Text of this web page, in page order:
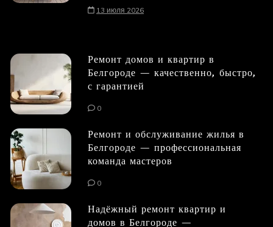
13 июля 2026
Ремонт домов и квартир в
Белгороде — качественно, быстро,
с гарантией
0
Ремонт и обслуживание жилья в
Белгороде — профессиональная
команда мастеров
0
Надёжный ремонт квартир и
домов в Белгороде —